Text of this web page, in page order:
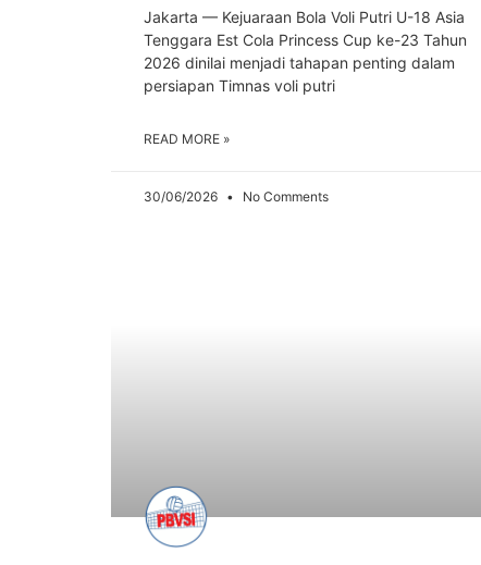
Jakarta — Kejuaraan Bola Voli Putri U-18 Asia
Tenggara Est Cola Princess Cup ke-23 Tahun
2026 dinilai menjadi tahapan penting dalam
persiapan Timnas voli putri
READ MORE »
30/06/2026 No Comments